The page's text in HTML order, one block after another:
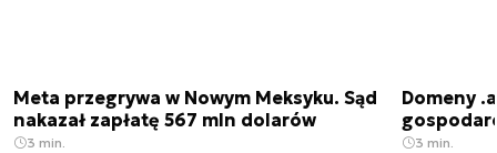
Meta przegrywa w Nowym Meksyku. Sąd
nakazał zapłatę 567 mln dolarów
3 min.
Domeny
3 min.